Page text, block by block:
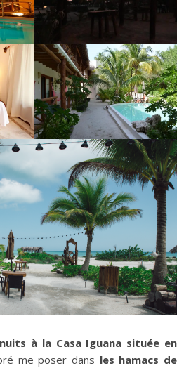
à la Casa Iguana située en
me poser dans les hamacs de